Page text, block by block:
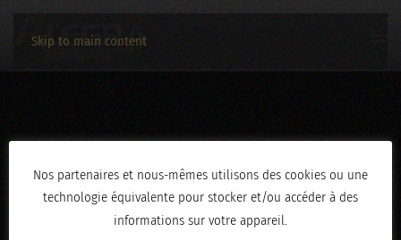
Skip to main content
AN0A2457
ÉCRIT LEJANVIER 20, 2026 .
Nos partenaires et nous-mêmes utilisons des cookies ou une
technologie équivalente pour stocker et/ou accéder à des
informations sur votre appareil.